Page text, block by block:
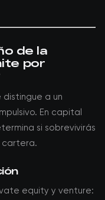
de la
por
a un
En capital
si sobrevivirás
cartera.
equity y venture: